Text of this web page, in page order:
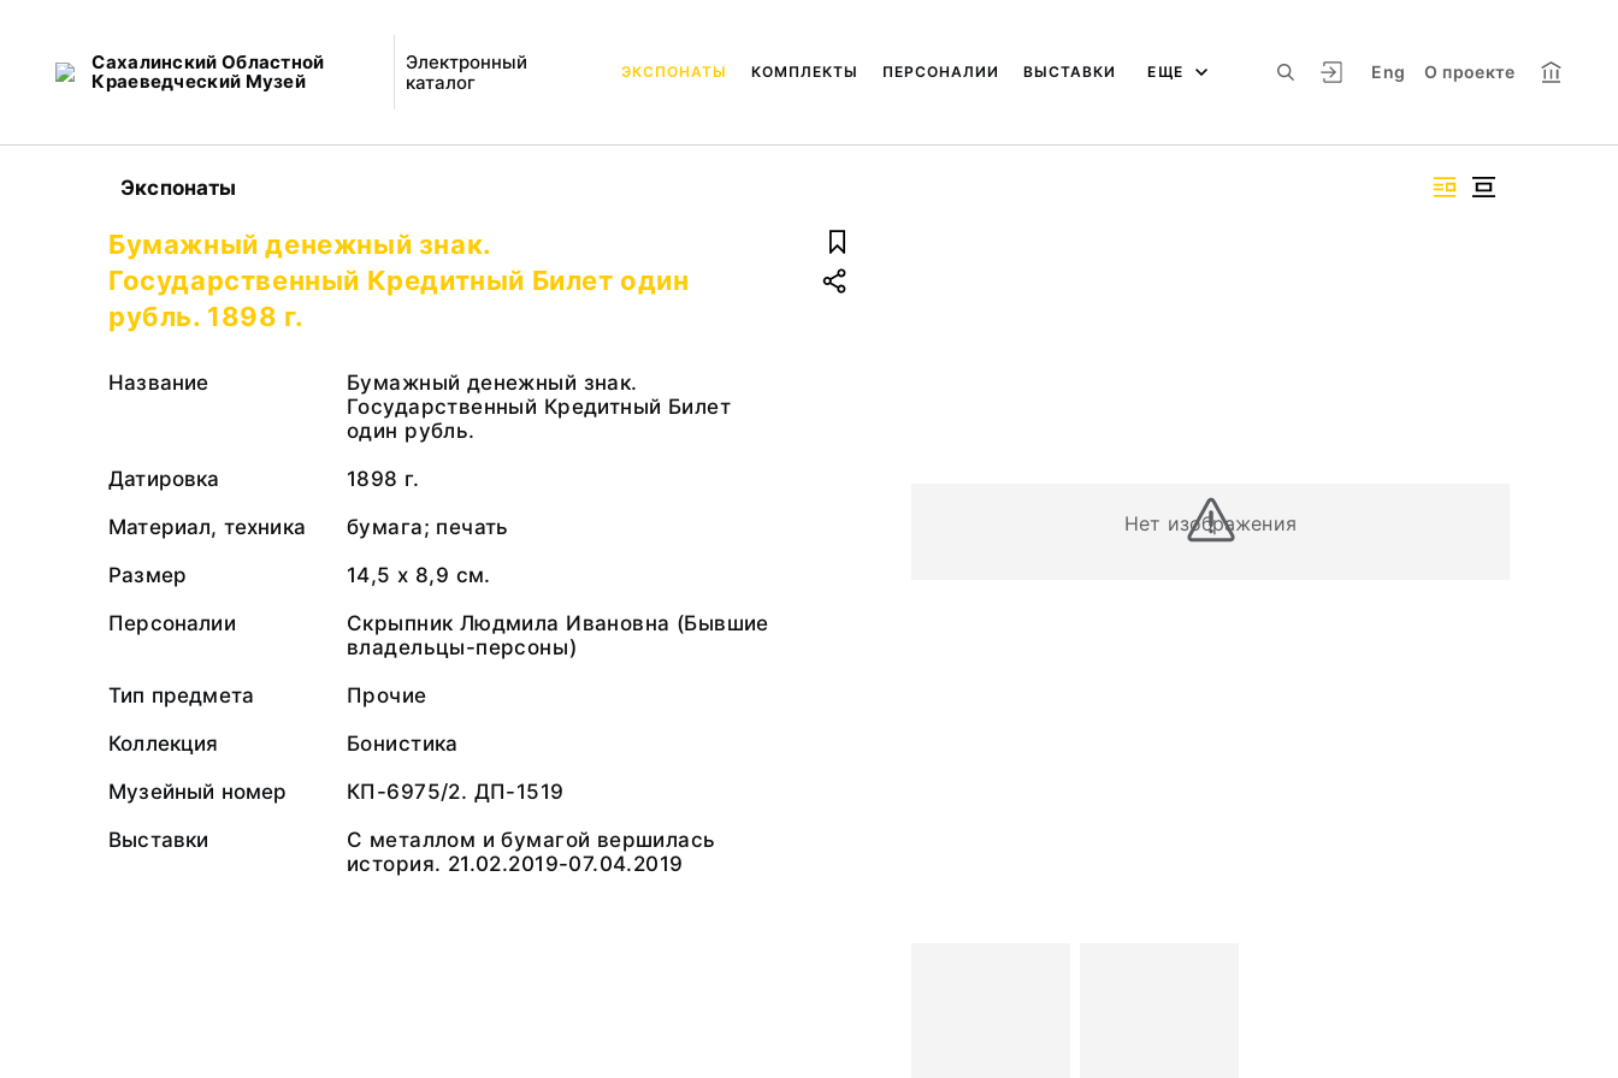
Сахалинский Областной
Краеведческий Музей
Электронный
каталог
Eng О проекте
ЭКСПОНАТЫ КОМПЛЕКТЫ ПЕРСОНАЛИИ ВЫСТАВКИ ЕЩЕ
Экспонаты
Нет изображения
Бумажный денежный знак.
Государственный Кредитный Билет один
рубль. 1898 г.
Название
Бумажный денежный знак.
Государственный Кредитный Билет
один рубль.
Датировка
1898 г.
Материал, техника
бумага; печать
Размер
14,5 х 8,9 см.
Персоналии
Скрыпник Людмила Ивановна (Бывшие
владельцы-персоны)
Тип предмета
Прочие
Коллекция
Бонистика
Музейный номер
КП-6975/2. ДП-1519
Выставки
С металлом и бумагой вершилась
история. 21.02.2019-07.04.2019